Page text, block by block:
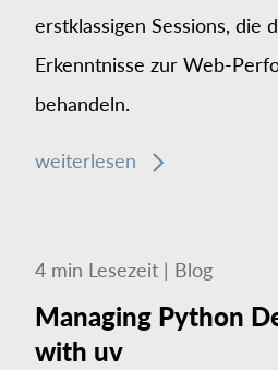
erstklassigen Sessions, die
Erkenntnisse zur Web-
behandeln.
weiterlesen
4 min Lesezeit | Blog
Managing Python
with uv